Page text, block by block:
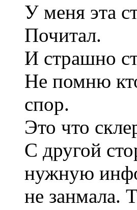
У меня эта
Почитал.
И страшно
Не помню
спор.
Это что
С другой
нужную
не занмала.